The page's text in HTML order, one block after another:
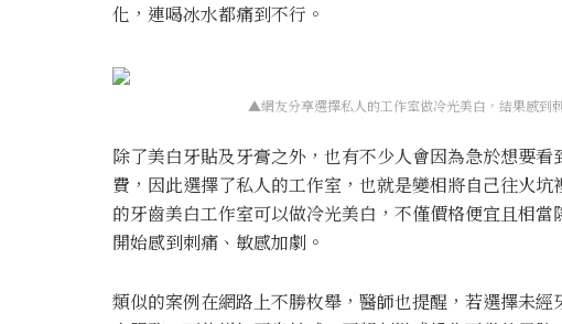
化，連喝冰水都痛到不行。
▲網友分享選擇私人的工作室做冷光美白，結果感到
除了美白牙貼及牙膏之外，也有不少人會因為急於想要
費，因此選擇了私人的工作室，也就是變相將自己往火
的牙齒美白工作室可以做冷光美白，不僅價格便宜且相
開始感到刺痛、敏感加劇。
類似的案例在網路上不勝枚舉，醫師也提醒，若選擇未